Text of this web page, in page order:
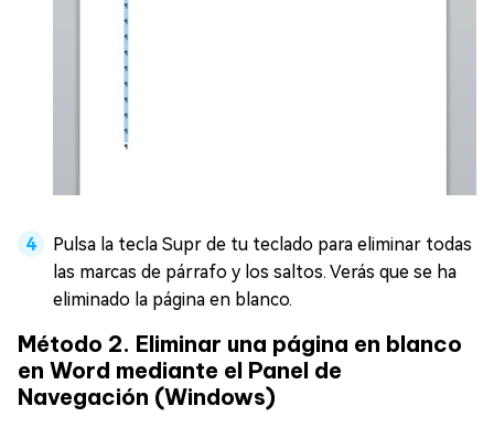
Pulsa la tecla Supr de tu teclado para eliminar todas
las marcas de párrafo y los saltos. Verás que se ha
eliminado la página en blanco.
Método 2. Eliminar una página en blanco
en Word mediante el Panel de
Navegación (Windows)